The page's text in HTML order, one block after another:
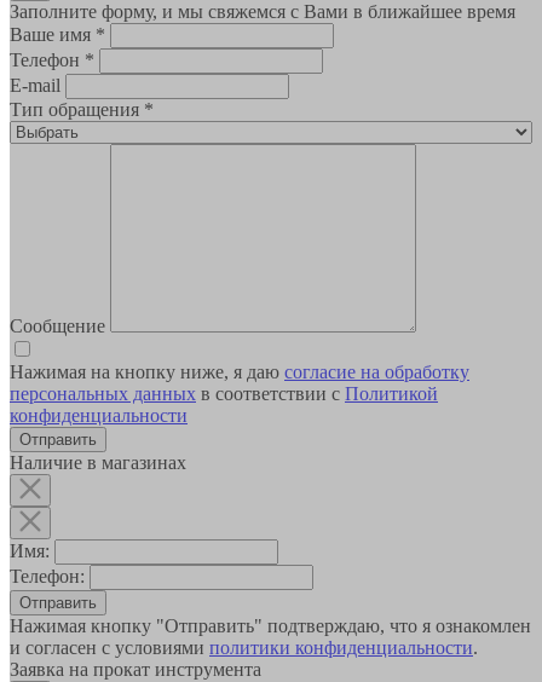
Заполните форму, и мы свяжемся с Вами в ближайшее время
Ваше имя *
Телефон *
E-mail
Тип обращения *
Сообщение
Нажимая на кнопку ниже, я даю согласие на обработку
персональных данных в соответствии с Политикой
конфиденциальности
Наличие в магазинах
Имя:
Телефон:
Отправить
Нажимая кнопку "Отправить" подтверждаю, что я ознакомлен
и согласен с условиями политики конфиденциальности.
Заявка на прокат инструмента